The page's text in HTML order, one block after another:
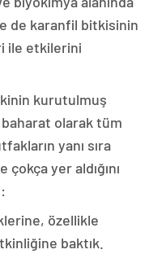
de karanfil bitkisinin
ile etkilerini
kurutulmuş
olarak tüm
yanı sıra
yer aldığını
özellikle
baktık.